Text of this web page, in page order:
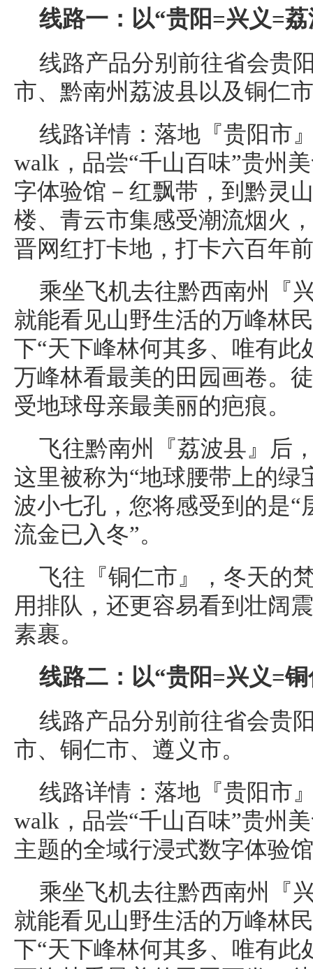
线路一：以“贵阳=兴义=
线路产品分别前往省会贵
市、黔南州荔波县以及铜仁
线路详情：落地『贵阳市
walk，品尝“千山百味”贵州
字体验馆－红飘带，到黔灵
楼、青云市集感受潮流烟火
晋网红打卡地，打卡六百年
乘坐飞机去往黔西南州『
就能看见山野生活的万峰林
下“天下峰林何其多、唯有此
万峰林看最美的田园画卷。
受地球母亲最美丽的疤痕。
飞往黔南州『荔波县』后
这里被称为“地球腰带上的绿
波小七孔，您将感受到的是“
流金已入冬”。
飞往『铜仁市』，冬天的
用排队，还更容易看到壮阔
素裹。
线路二：以“贵阳=兴义=
线路产品分别前往省会贵
市、铜仁市、遵义市。
线路详情：落地『贵阳市
walk，品尝“千山百味”贵州
主题的全域行浸式数字体验
乘坐飞机去往黔西南州『
就能看见山野生活的万峰林
下“天下峰林何其多、唯有此